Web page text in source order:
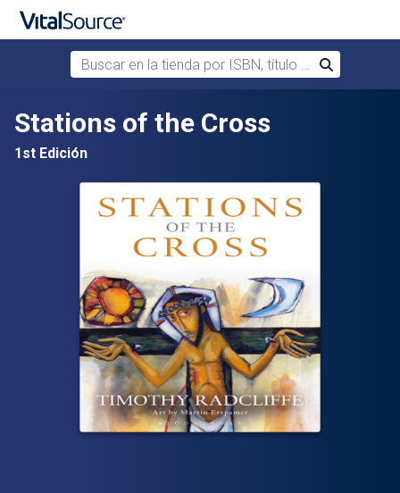
Saltar al contenido principal
Buscar en la tienda por ISBN, título o autor
Buscar
Stations of the Cross
1st Edición